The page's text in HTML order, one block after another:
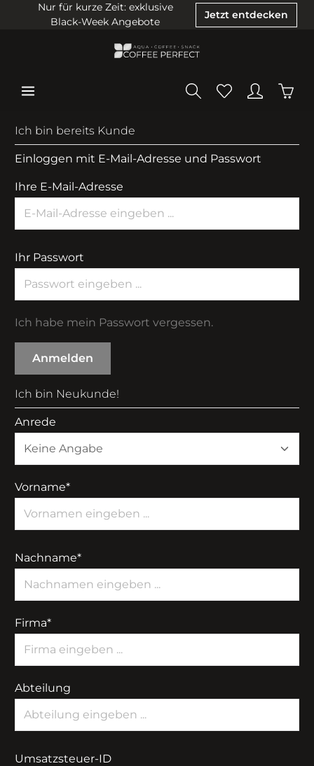
Nur für kurze Zeit: exklusive
Black-Week Angebote
Jetzt entdecken
Ich bin bereits Kunde
Einloggen mit E-Mail-Adresse und Passwort
Ihre E-Mail-Adresse
Ihr Passwort
Ich habe mein Passwort vergessen.
Anmelden
Ich bin Neukunde!
Anrede
Vorname*
Nachname*
Firma*
Abteilung
Umsatzsteuer-ID